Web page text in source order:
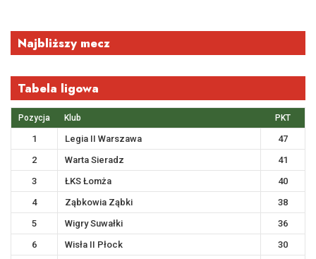
Najbliższy mecz
Tabela ligowa
Pozycja Klub PKT
1 Legia II Warszawa
47
2
Warta Sieradz
41
3
ŁKS Łomża
40
4
Ząbkowia Ząbki
38
5
Wigry Suwałki
36
6
Wisła II Płock
30